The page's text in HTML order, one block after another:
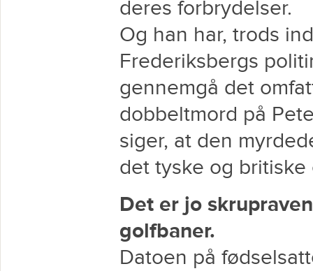
deres forbrydelser.
Og han har, trods
Frederiksbergs
gennemgå det
dobbeltmord på
siger, at den
det tyske og
Det er jo
golfbaner.
Datoen på